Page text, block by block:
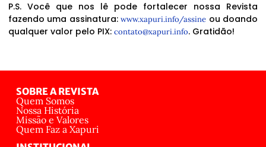
P.S. Você que nos lê pode fortalecer nossa Revista
fazendo uma assinatura:www.xapuri.info/assine ou doando
qualquer valor pelo PIX: contato@xapuri.info. Gratidão!
SOBRE A REVISTA
Quem Somos
Nossa História
Missão e Valores
Quem Faz a Xapuri